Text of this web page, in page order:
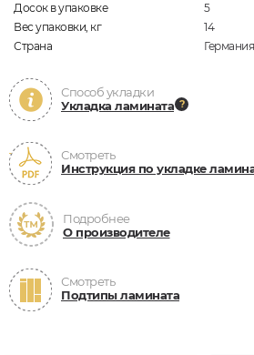
Досок в упаковке
5
Вес упаковки, кг
14
Страна
Германия
Способ укладки
Укладка ламината
Смотреть
Инструкция по укладке
Подробнее
О производителе
Смотреть
Подтипы ламината